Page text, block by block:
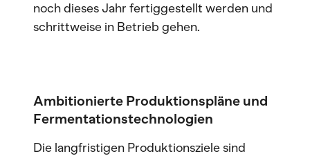
noch dieses Jahr fertiggestellt werden und
schrittweise in Betrieb gehen.
Ambitionierte Produktionspläne und
Fermentationstechnologien
Die langfristigen Produktionsziele sind